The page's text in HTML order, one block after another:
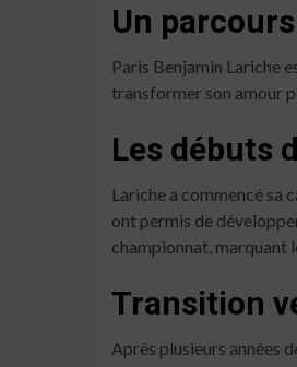
Un
Paris Benjamin Lariche
transformer son amour
Les débuts
Lariche a commencé sa
ont permis de
championnat, marquant
Transition
Après plusieurs années